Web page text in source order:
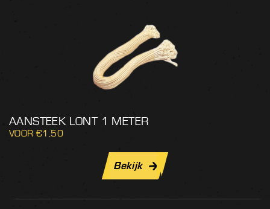
AANSTEEK LONT 1 METER
€1,50
Bekijk